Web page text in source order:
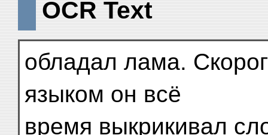
OCR Text
обладал лама.
языком он всё
время выкрикивал